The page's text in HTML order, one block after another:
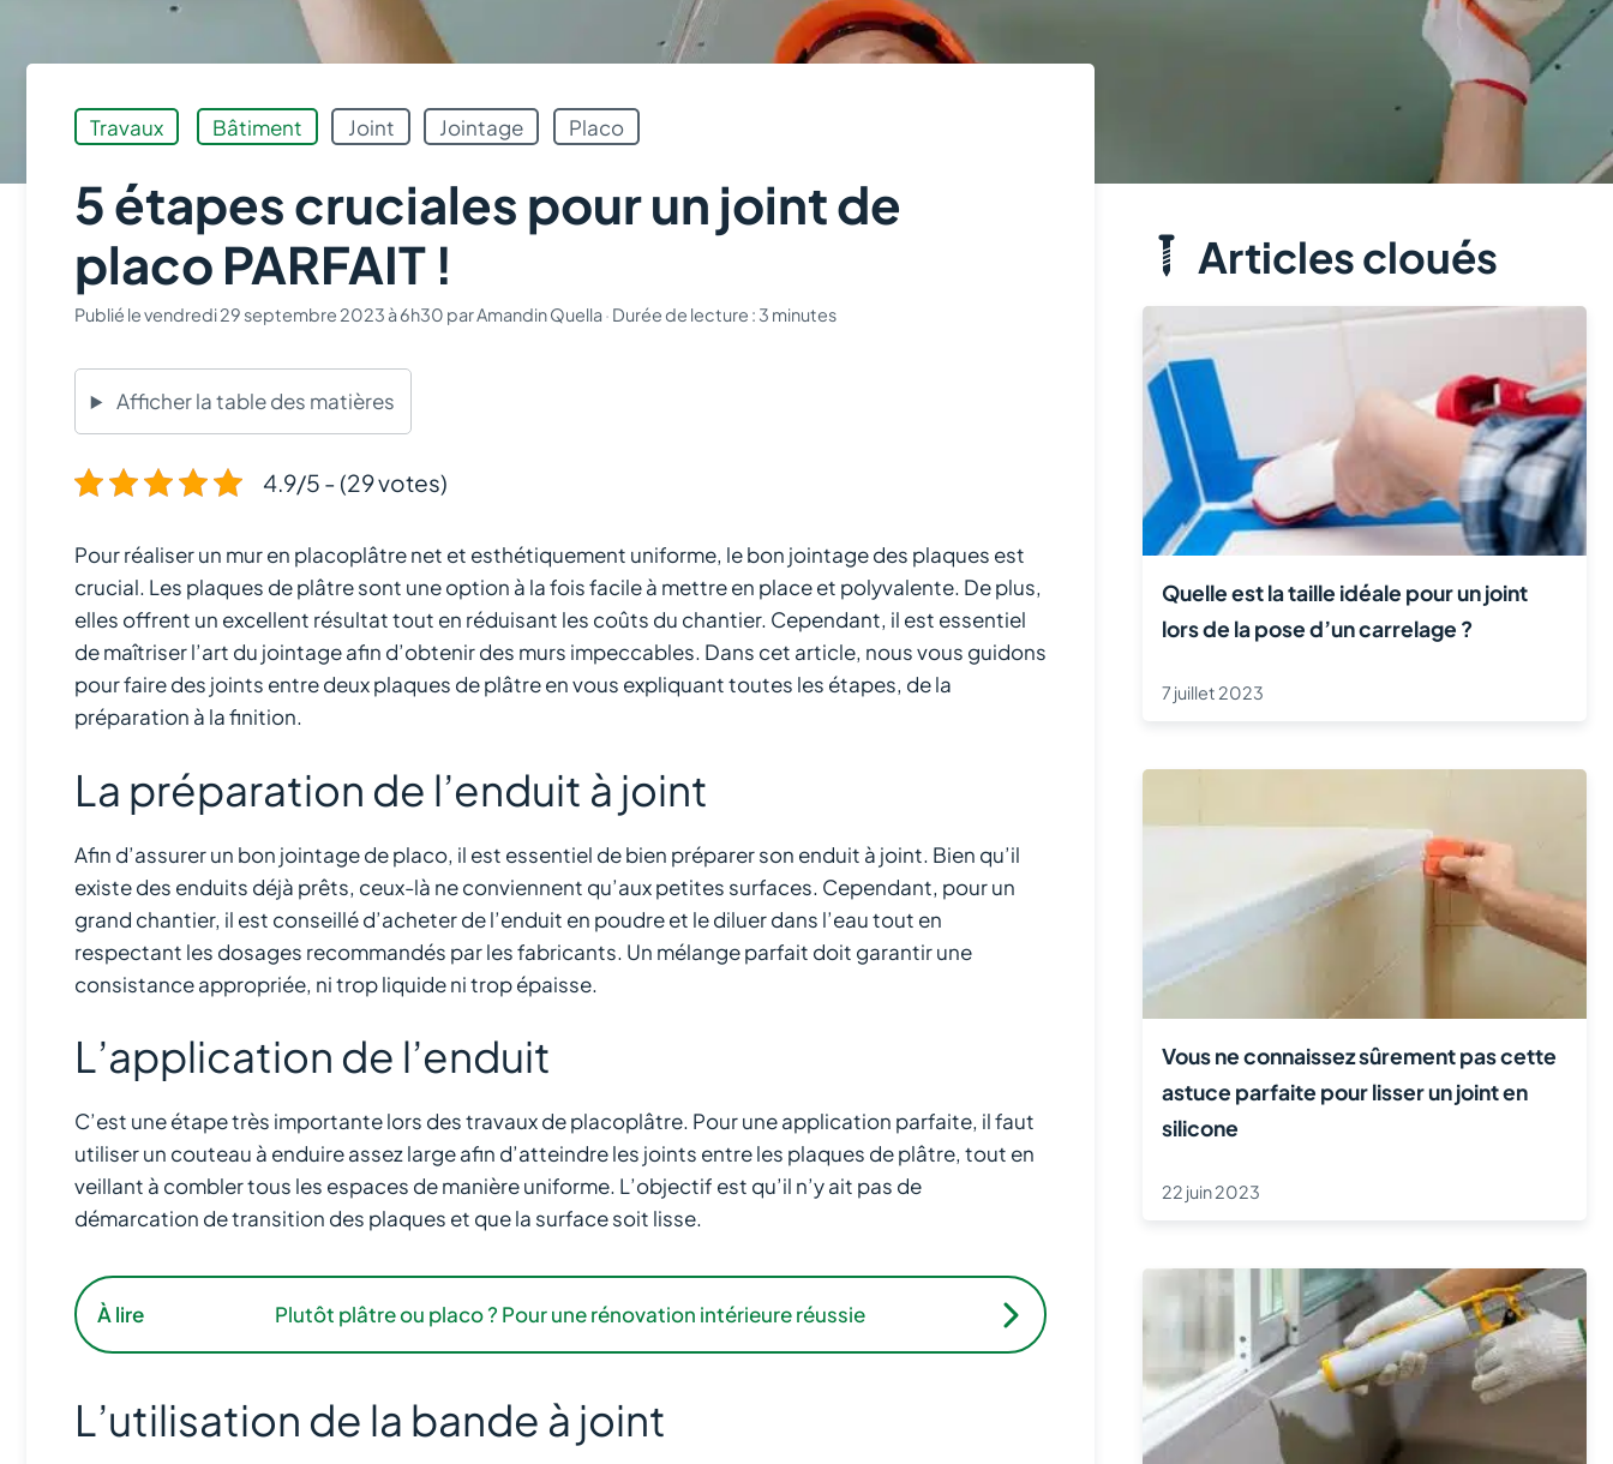
Travaux Bâtiment Joint Jointage Placo
5 étapes cruciales pour un joint de
placo PARFAIT !
Publié levendredi 29 septembre 2023 à 6h30 parAmandin Quella· Durée de lecture : 3 minutes
Afficher la table des matières
4.9/5 - (29 votes)
Pour réaliser un mur en placoplâtre net et esthétiquement uniforme, le bon jointage des plaques est
crucial. Les plaques de plâtre sont une option à la fois facile à mettre en place et polyvalente. De plus,
elles offrent un excellent résultat tout en réduisant les coûts du chantier. Cependant, il est essentiel
de maîtriser l’art du jointage afin d’obtenir des murs impeccables. Dans cet article, nous vous guidons
pour faire des joints entre deux plaques de plâtre en vous expliquant toutes les étapes, de la
préparation à la finition.
La préparation de l’enduit à joint
Afin d’assurer un bon jointage de placo, il est essentiel de bien préparer son enduit à joint. Bien qu’il
existe des enduits déjà prêts, ceux-là ne conviennent qu’aux petites surfaces. Cependant, pour un
grand chantier, il est conseillé d’acheter de l’enduit en poudre et le diluer dans l’eau tout en
respectant les dosages recommandés par les fabricants. Un mélange parfait doit garantir une
consistance appropriée, ni trop liquide ni trop épaisse.
L’application de l’enduit
C’est une étape très importante lors des travaux de placoplâtre. Pour une application parfaite, il faut
utiliser un couteau à enduire assez large afin d’atteindre les joints entre les plaques de plâtre, tout en
veillant à combler tous les espaces de manière uniforme. L’objectif est qu’il n’y ait pas de
démarcation de transition des plaques et que la surface soit lisse.
À lire Plutôt plâtre ou placo ? Pour une rénovation intérieure réussie
L’utilisation de la bande à joint
Articles cloués
Quelle est la taille idéale pour un joint
lors de la pose d’un carrelage ?
7 juillet 2023
Vous ne connaissez sûrement pas cette
astuce parfaite pour lisser un joint en
silicone
22 juin 2023